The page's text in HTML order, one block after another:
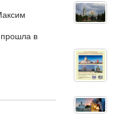
прошла в